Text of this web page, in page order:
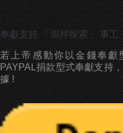
奉獻支持 「崇拜探索」 事工
若上帝感動你以金錢奉獻
PAYPAL捐款型式奉獻支持
據 !